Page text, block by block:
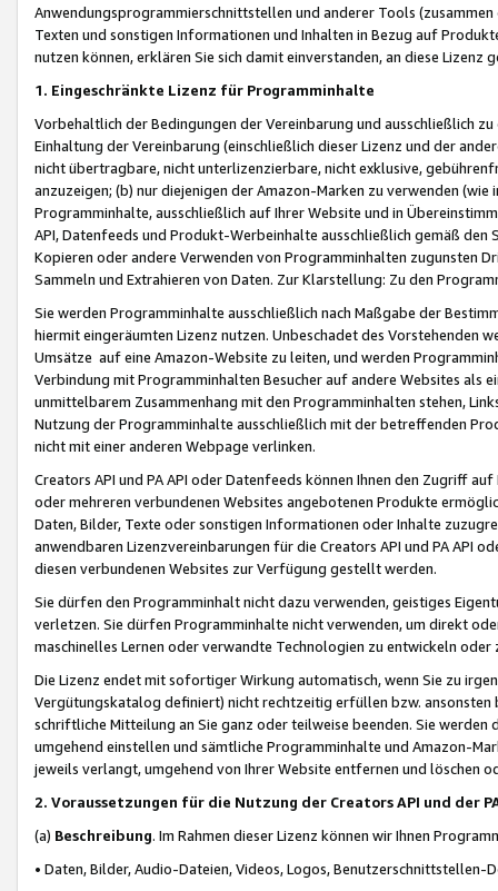
Anwendungsprogrammierschnittstellen und anderer Tools (zusammen
Texten und sonstigen Informationen und Inhalten in Bezug auf
nutzen können, erklären Sie sich damit einverstanden, an diese Lizenz
1. Eingeschränkte Lizenz für Programminhalte
Vorbehaltlich der Bedingungen der Vereinbarung und ausschließlich
Einhaltung der Vereinbarung (einschließlich dieser Lizenz und der
nicht übertragbare, nicht unterlizenzierbare, nicht exklusive,
anzuzeigen; (b) nur diejenigen der Amazon-Marken zu verwenden
Programminhalte, ausschließlich auf Ihrer Website und in
API, Datenfeeds und Produkt-Werbeinhalte ausschließlich gemäß
Kopieren oder andere Verwenden von Programminhalten zugunsten
Sammeln und Extrahieren von Daten. Zur Klarstellung: Zu den
Sie werden Programminhalte ausschließlich nach Maßgabe der
hiermit eingeräumten Lizenz nutzen. Unbeschadet des Vorstehenden
Umsätze auf eine Amazon-Website zu leiten, und werden
Verbindung mit Programminhalten Besucher auf andere Websites als
unmittelbarem Zusammenhang mit den Programminhalten stehen,
Nutzung der Programminhalte ausschließlich mit der betreffenden
nicht mit einer anderen Webpage verlinken.
Creators API und PA API oder Datenfeeds können Ihnen den Zugriff
oder mehreren verbundenen Websites angebotenen Produkte
Daten, Bilder, Texte oder sonstigen Informationen oder Inhalte
anwendbaren Lizenzvereinbarungen für die Creators API und PA API
diesen verbundenen Websites zur Verfügung gestellt werden.
Sie dürfen den Programminhalt nicht dazu verwenden, geistiges
verletzen. Sie dürfen Programminhalte nicht verwenden, um direkt
maschinelles Lernen oder verwandte Technologien zu entwickeln
Die Lizenz endet mit sofortiger Wirkung automatisch, wenn Sie zu
Vergütungskatalog definiert) nicht rechtzeitig erfüllen bzw. ansonsten
schriftliche Mitteilung an Sie ganz oder teilweise beenden. Sie werden
umgehend einstellen und sämtliche Programminhalte und Amazon-
jeweils verlangt, umgehend von Ihrer Website entfernen und löschen
2. Voraussetzungen für die Nutzung der Creators API und der
(a) Beschreibung. Im Rahmen dieser Lizenz können wir Ihnen
• Daten, Bilder, Audio-Dateien, Videos, Logos, Benutzerschnittstellen-